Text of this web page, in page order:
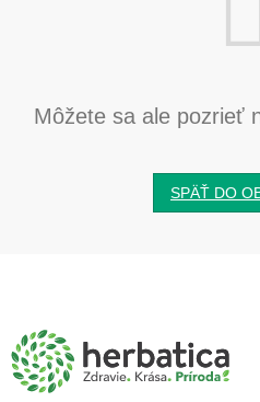
Môžete sa ale pozrieť
SPÄŤ DO